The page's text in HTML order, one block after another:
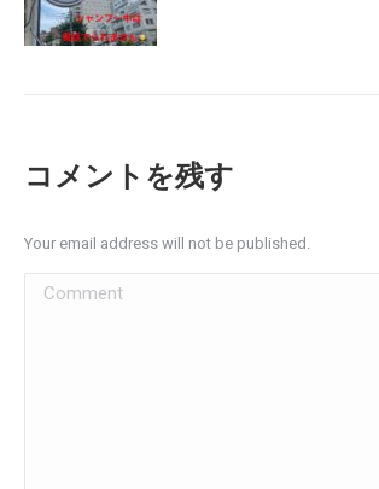
コメントを残す
Your email address will not be published.
Comment